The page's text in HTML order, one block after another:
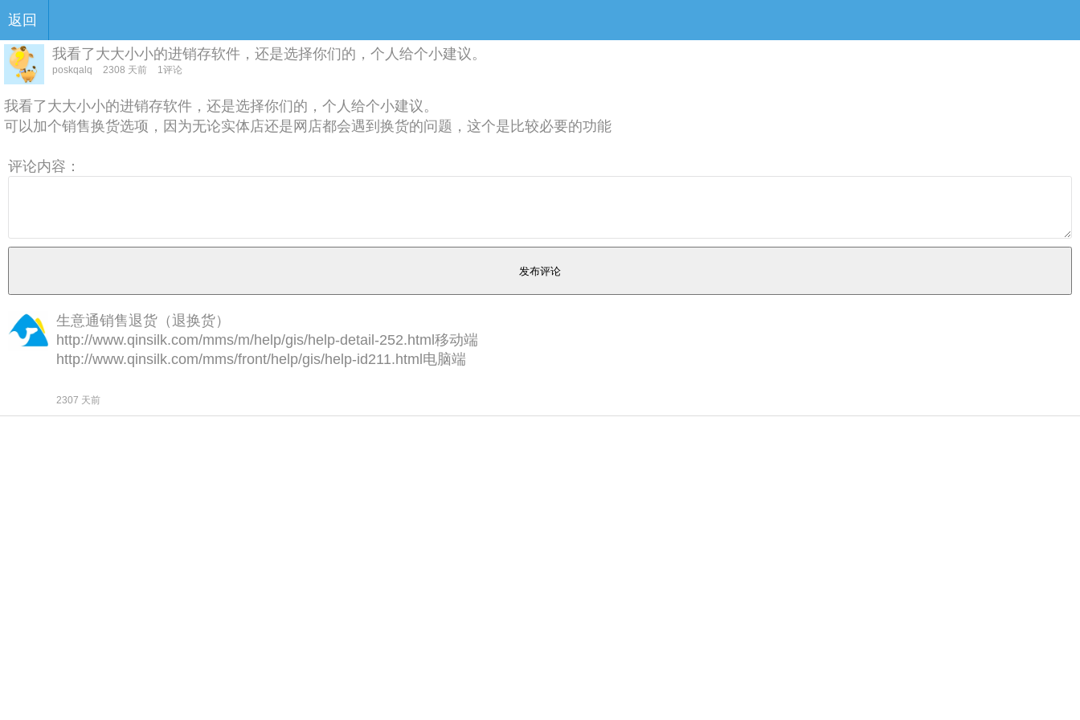
返回
我看了大大小小的进销存软件，还是选择你们的，个人给个小建议。
poskqalq 2308 天前 1评论
我看了大大小小的进销存软件，还是选择你们的，个人给个小建议。
可以加个销售换货选项，因为无论实体店还是网店都会遇到换货的问题，这个是比较必要的功能
评论内容：
生意通销售退货（退换货）
http://www.qinsilk.com/mms/m/help/gis/help-detail-252.html移动端
http://www.qinsilk.com/mms/front/help/gis/help-id211.html电脑端
2307 天前